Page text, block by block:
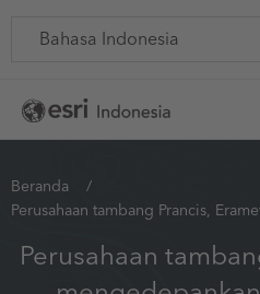
content
Language
You
are
here
Beranda
Perusahaan tambang Prancis,
Perusahaan